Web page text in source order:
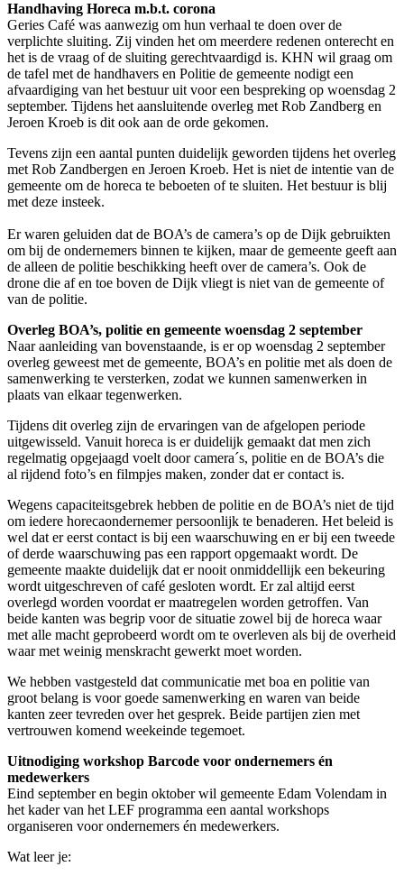
Handhaving Horeca m.b.t. corona
Geries Café was aanwezig om hun verhaal te doen over de
verplichte sluiting. Zij vinden het om meerdere redenen onterecht en
het is de vraag of de sluiting gerechtvaardigd is. KHN wil graag om
de tafel met de handhavers en Politie de gemeente nodigt een
afvaardiging van het bestuur uit voor een bespreking op woensdag 2
september. Tijdens het aansluitende overleg met Rob Zandberg en
Jeroen Kroeb is dit ook aan de orde gekomen.
Tevens zijn een aantal punten duidelijk geworden tijdens het overleg
met Rob Zandbergen en Jeroen Kroeb. Het is niet de intentie van de
gemeente om de horeca te beboeten of te sluiten. Het bestuur is blij
met deze insteek.
Er waren geluiden dat de BOA’s de camera’s op de Dijk gebruikten
om bij de ondernemers binnen te kijken, maar de gemeente geeft aan
de alleen de politie beschikking heeft over de camera’s. Ook de
drone die af en toe boven de Dijk vliegt is niet van de gemeente of
van de politie.
Overleg BOA’s, politie en gemeente woensdag 2 september
Naar aanleiding van bovenstaande, is er op woensdag 2 september
overleg geweest met de gemeente, BOA’s en politie met als doen de
samenwerking te versterken, zodat we kunnen samenwerken in
plaats van elkaar tegenwerken.
Tijdens dit overleg zijn de ervaringen van de afgelopen periode
uitgewisseld. Vanuit horeca is er duidelijk gemaakt dat men zich
regelmatig opgejaagd voelt door camera´s, politie en de BOA’s die
al rijdend foto’s en filmpjes maken, zonder dat er contact is.
Wegens capaciteitsgebrek hebben de politie en de BOA’s niet de tijd
om iedere horecaondernemer persoonlijk te benaderen. Het beleid is
wel dat er eerst contact is bij een waarschuwing en er bij een tweede
of derde waarschuwing pas een rapport opgemaakt wordt. De
gemeente maakte duidelijk dat er nooit onmiddellijk een bekeuring
wordt uitgeschreven of café gesloten wordt. Er zal altijd eerst
overlegd worden voordat er maatregelen worden getroffen. Van
beide kanten was begrip voor de situatie zowel bij de horeca waar
met alle macht geprobeerd wordt om te overleven als bij de overheid
waar met weinig menskracht gewerkt moet worden.
We hebben vastgesteld dat communicatie met boa en politie van
groot belang is voor goede samenwerking en waren van beide
kanten zeer tevreden over het gesprek. Beide partijen zien met
vertrouwen komend weekeinde tegemoet.
Uitnodiging workshop Barcode voor ondernemers én
medewerkers
Eind september en begin oktober wil gemeente Edam Volendam in
het kader van het LEF programma een aantal workshops
organiseren voor ondernemers én medewerkers.
Wat leer je: